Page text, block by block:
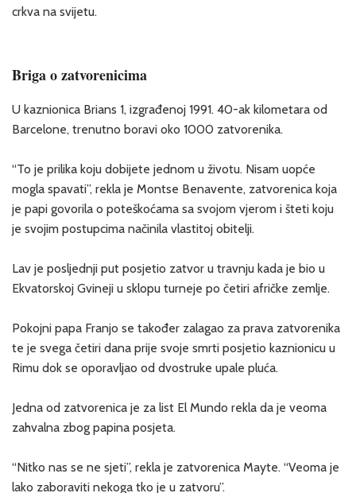
crkva na svijetu.
Briga o zatvorenicima
U kaznionica Brians 1, izgrađenoj 1991. 40-ak kilometara od
Barcelone, trenutno boravi oko 1000 zatvorenika.
“To je prilika koju dobijete jednom u životu. Nisam uopće
mogla spavati”, rekla je Montse Benavente, zatvorenica koja
je papi govorila o poteškoćama sa svojom vjerom i šteti koju
je svojim postupcima načinila vlastitoj obitelji.
Lav je posljednji put posjetio zatvor u travnju kada je bio u
Ekvatorskoj Gvineji u sklopu turneje po četiri afričke zemlje.
Pokojni papa Franjo se također zalagao za prava zatvorenika
te je svega četiri dana prije svoje smrti posjetio kaznionicu u
Rimu dok se oporavljao od dvostruke upale pluća.
Jedna od zatvorenica je za list El Mundo rekla da je veoma
zahvalna zbog papina posjeta.
“Nitko nas se ne sjeti”, rekla je zatvorenica Mayte. “Veoma je
lako zaboraviti nekoga tko je u zatvoru”.